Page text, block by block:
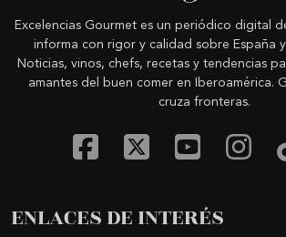
Excelencias Gourmet es un periódico digital
informa con rigor y calidad sobre España
Noticias, vinos, chefs, recetas y tendencias
amantes del buen comer en Iberoamérica.
cruza fronteras.
ENLACES DE INTERÉS